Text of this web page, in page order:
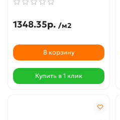
1348.35р. /м2
В корзину
Купить в 1 клик